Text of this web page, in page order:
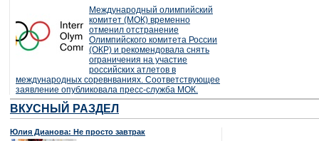
Международный олимпийский
комитет (МОК) временно
отменил отстранение
Олимпийского комитета России
(ОКР) и рекомендовала снять
ограничения на участие
российских атлетов в
международных соревнваниях. Соответствующее
заявление опубликовала пресс-служба МОК.
ВКУСНЫЙ РАЗДЕЛ
Юлия Дианова: Не просто завтрак